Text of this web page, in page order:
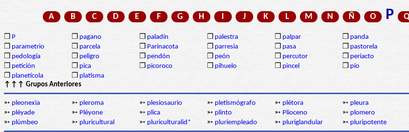
A B C D E F G H J K L M N Ñ O P Q
❒ P ❒ pagano ❒ paladín ❒ palestra ❒ palpar ❒ panda
❒ parametrio ❒ parcela ❒ Parinacota ❒ parresia ❒ pasa ❒ pastorela
❒ pedología ❒ peligro ❒ pendón ❒ peón ❒ percutor ❒ periacto
❒ petición ❒ pica ❒ picoroco ❒ pihuelo ❒ pincel ❒ pío
❒ planetícola ❒ platisma
↑↑↑ Grupos Anteriores
➳ pleonexia ➳ pleroma ➳ plesiosaurio ➳ pletismógrafo ➳ plétora ➳ pleura
➳ pléyade ➳ Pléyone ➳ plica ➳ plinto ➳ Plioceno ➳ plomero
➳ plúmbeo ➳ pluricultural ➳ pluriculturalid* ➳ pluriempleado ➳ pluriglandular ➳ pluripotente